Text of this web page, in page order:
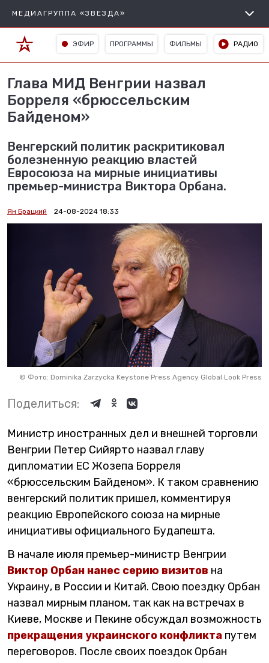
МЕДИАГРУППА «ЗВЕЗДА»
ЭФИР ПРОГРАММЫ ФИЛЬМЫ РАДИО
Глава МИД Венгрии назвал
Борреля «брюссельским
Байденом»
Венгерский политик раскритиковал
болезненную реакцию властей
Евросоюза на мирные инициативы
премьер-министра Виктора Орбана.
Ян Брацкий 24-08-2024 18:33
© Фото: Dominika Zarzycka Keystone Press Agency Global Look Press
Поделиться:
Министр иностранных дел и внешней торговли
Венгрии Петер Сийярто назвал главу
дипломатии ЕС Жозепа Борреля
«брюссельским Байденом». К таком сравнению
венгерский политик пришел, комментируя
реакцию Европейского союза на мирные
инициативы официального Будапешта.
В начале июля премьер-министр Венгрии
Виктор Орбан нанес серию визитов на
Украину, в России и Китай. Свою поездку Орбан
назвал мирным планом, так как на встречах в
Киеве, Москве и Пекине обсуждал возможность
прекращения украинского конфликта путем
переговоров. После своих поездок Орбан